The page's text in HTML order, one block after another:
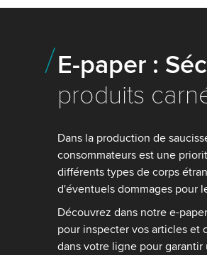
E-paper :
produits
Dans la production de
consommateurs est une
différents types de corps
d'éventuels dommages pour
Découvrez dans notre e-
pour inspecter vos articles
dans votre ligne pour